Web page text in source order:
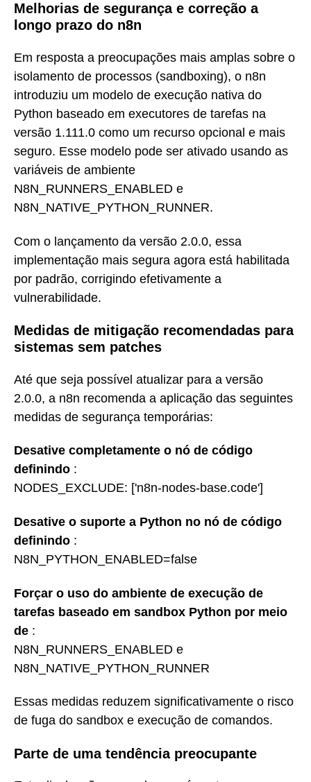
Melhorias de segurança e correção a
longo prazo do n8n
Em resposta a preocupações mais amplas sobre o
isolamento de processos (sandboxing), o n8n
introduziu um modelo de execução nativa do
Python baseado em executores de tarefas na
versão 1.111.0 como um recurso opcional e mais
seguro. Esse modelo pode ser ativado usando as
variáveis de ambiente
N8N_RUNNERS_ENABLED e
N8N_NATIVE_PYTHON_RUNNER.
Com o lançamento da versão 2.0.0, essa
implementação mais segura agora está habilitada
por padrão, corrigindo efetivamente a
vulnerabilidade.
Medidas de mitigação recomendadas para
sistemas sem patches
Até que seja possível atualizar para a versão
2.0.0, a n8n recomenda a aplicação das seguintes
medidas de segurança temporárias:
Desative completamente o nó de código
definindo :
NODES_EXCLUDE: ['n8n-nodes-base.code']
Desative o suporte a Python no nó de código
definindo :
N8N_PYTHON_ENABLED=false
Forçar o uso do ambiente de execução de
tarefas baseado em sandbox Python por meio
de :
N8N_RUNNERS_ENABLED e
N8N_NATIVE_PYTHON_RUNNER
Essas medidas reduzem significativamente o risco
de fuga do sandbox e execução de comandos.
Parte de uma tendência preocupante